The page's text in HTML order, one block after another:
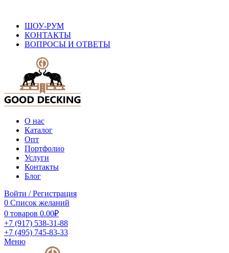
ШОУ-РУМ
КОНТАКТЫ
ВОПРОСЫ И ОТВЕТЫ
О нас
Каталог
Опт
Портфолио
Услуги
Контакты
Блог
Войти / Регистрация
0 Список желаний
0 товаров 0.00₽
+7 (917) 538-31-88
+7 (495) 745-83-33
Меню